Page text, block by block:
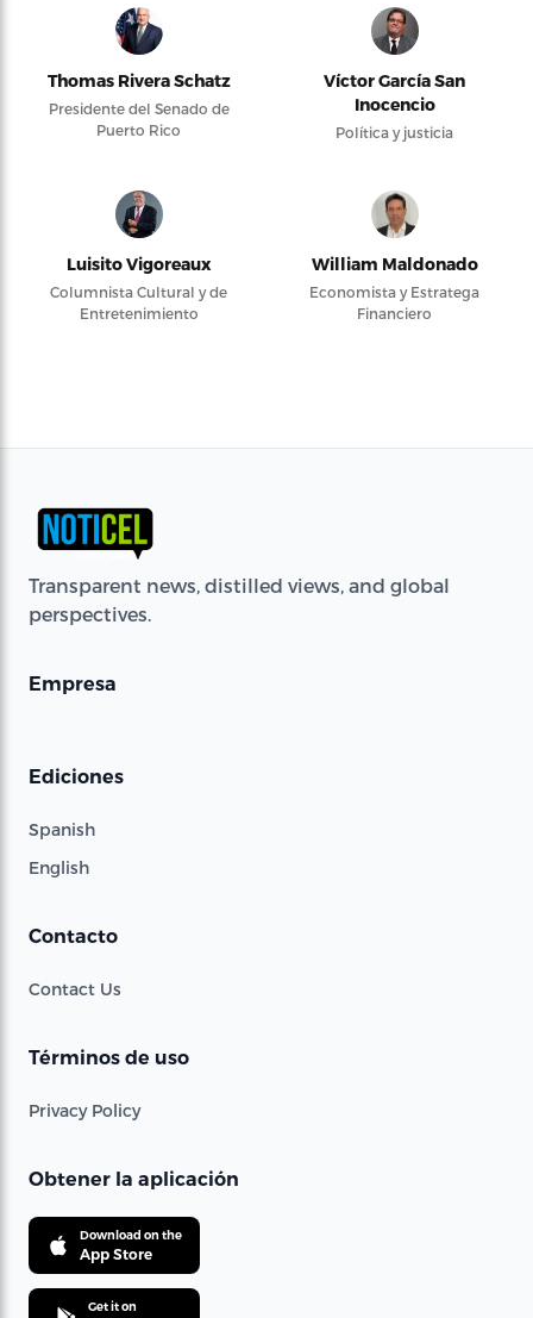
Thomas Rivera Schatz
Presidente del Senado de
Puerto Rico
Víctor García San
Inocencio
Política y justicia
Luisito Vigoreaux
Columnista Cultural y de
Entretenimiento
William Maldonado
Economista y Estratega
Financiero
Transparent news, distilled views, and global
perspectives.
Empresa
Ediciones
Spanish
English
Contacto
Contact Us
Términos de uso
Privacy Policy
Obtener la aplicación
Download on the
App Store
Get it on